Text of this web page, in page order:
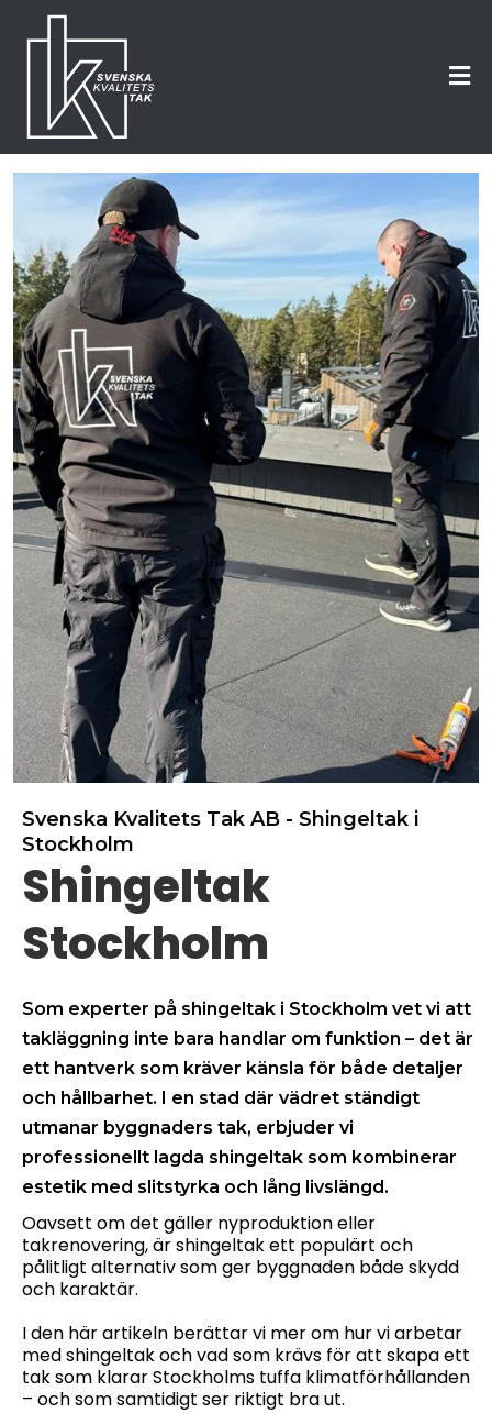
Svenska Kvalitets Tak AB - Shingeltak i
Stockholm
Shingeltak
Stockholm
Som experter på shingeltak i Stockholm vet vi att
takläggning inte bara handlar om funktion – det är
ett hantverk som kräver känsla för både detaljer
och hållbarhet. I en stad där vädret ständigt
utmanar byggnaders tak, erbjuder vi
professionellt lagda shingeltak som kombinerar
estetik med slitstyrka och lång livslängd.
Oavsett om det gäller nyproduktion eller
takrenovering, är shingeltak ett populärt och
pålitligt alternativ som ger byggnaden både skydd
och karaktär.
I den här artikeln berättar vi mer om hur vi arbetar
med shingeltak och vad som krävs för att skapa ett
tak som klarar Stockholms tuffa klimatförhållanden
– och som samtidigt ser riktigt bra ut.